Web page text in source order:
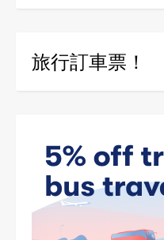
旅行訂車票！